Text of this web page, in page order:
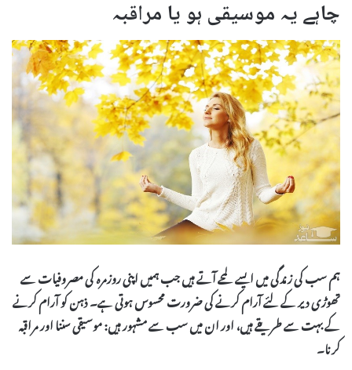
چاہے یہ موسیقی ہو یا مراقبہ
ہم سب کی زندگی میں ایسے لمحے آتے ہیں جب ہمیں اپنی روزمرہ کی مصروفیات سے
تھوڑی دیر کے لئے آرام کرنے کی ضرورت محسوس ہوتی ہے۔ذہن کو آرام کرنے
کے بہت سے طریقے ہیں، اور ان میں سب سے مشہور ہیں: موسیقی سننا اور مراقبہ
کرنا۔